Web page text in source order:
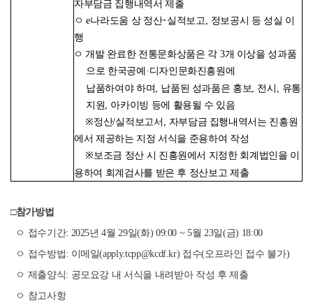
자부담금 집행내역서 제출
ㅇe나라도움 상 정산･ 실적보고
정보공시 등 성실 이
행
ㅇ 개발 완료한 전통문화상품은 각 3개 이상을 성과품
으로 한국공예 · 디자인문화진흥원에
납품하여야 하며
납품된 성과품은 홍보 전시
유통
지원, 아카이빙 등에 활용될 수 있음
※정산/실적보고서 , 자부담금 집행내역서는 진흥원
에서 제공하는 지정 서식을 준용하여 작성
※보조금 정산 시 진흥원에서 지정한 회계법인을 이
용하여 회계검사를 받은 후 정산보고 제출
□참가방법
ㅇ 접수기간: 2025년 4월 29일(화) 09:00 ~ 5월 23일(금) 18:00
ㅇ 접수방법: 이메일(apply.tcpp@kcdf.kr) 접수(오프라인 접수 불가)
ㅇ 제출양식: 공모요강 내 서식을 내려받아 작성 후 제출
ㅇ 참고사항